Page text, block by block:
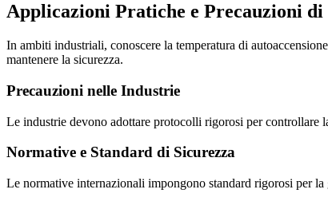
Applicazioni Pratiche e Precauzioni di
In ambiti industriali, conoscere la temperatura di
mantenere la sicurezza.
Precauzioni nelle Industrie
Le industrie devono adottare protocolli rigorosi per controllare
Normative e Standard di Sicurezza
Le normative internazionali impongono standard rigorosi per